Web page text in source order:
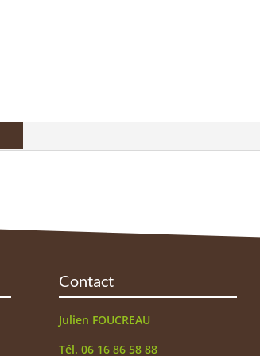
Contact
Julien FOUCREAU
Tél. 06 16 86 58 88